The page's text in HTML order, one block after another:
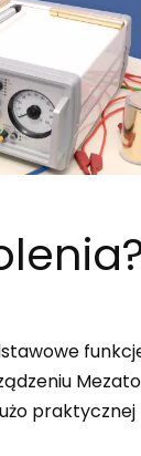
praktycznej